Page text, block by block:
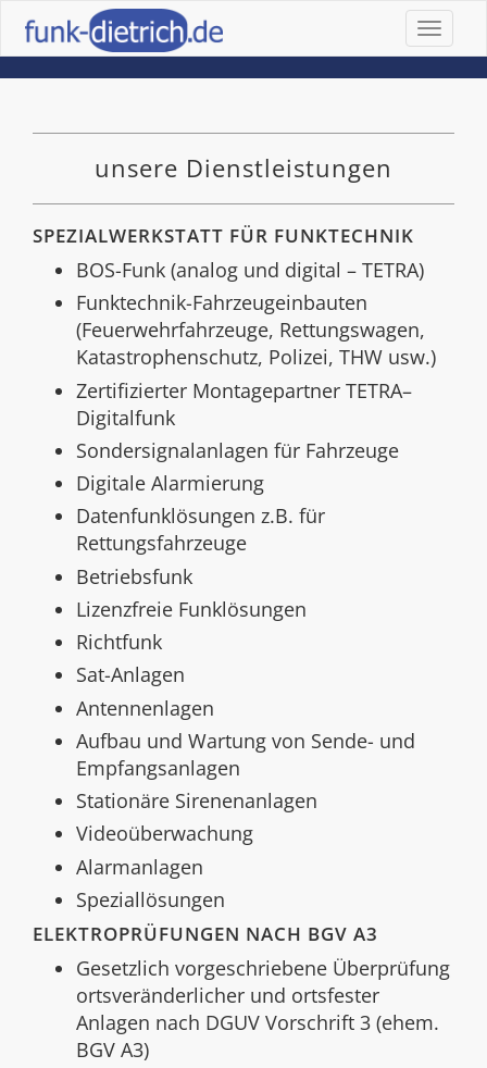
Toggle
unsere Dienstleistungen
SPEZIALWERKSTATT FÜR FUNKTECHNIK
BOS-Funk (analog und digital – TETRA)
Funktechnik-Fahrzeugeinbauten
(Feuerwehrfahrzeuge, Rettungswagen,
Katastrophenschutz, Polizei, THW usw.)
Zertifizierter Montagepartner TETRA–
Digitalfunk
Sondersignalanlagen für Fahrzeuge
Digitale Alarmierung
Datenfunklösungen z.B. für
Rettungsfahrzeuge
Betriebsfunk
Lizenzfreie Funklösungen
Richtfunk
Sat-Anlagen
Antennenlagen
Aufbau und Wartung von Sende- und
Empfangsanlagen
Stationäre Sirenenanlagen
Videoüberwachung
Alarmanlagen
Speziallösungen
ELEKTROPRÜFUNGEN NACH BGV A3
Gesetzlich vorgeschriebene Überprüfung
ortsveränderlicher und ortsfester
Anlagen nach DGUV Vorschrift 3 (ehem.
BGV A3)